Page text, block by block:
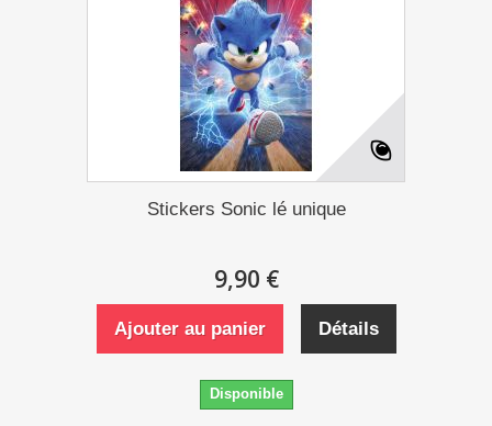
Stickers Sonic lé unique
9,90 €
Ajouter au panier Détails
Disponible